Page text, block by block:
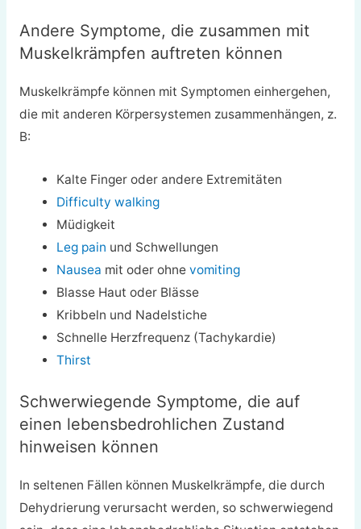
Andere Symptome, die zusammen mit
Muskelkrämpfen auftreten können
Muskelkrämpfe können mit Symptomen einhergehen,
die mit anderen Körpersystemen zusammenhängen, z.
B:
Kalte Finger oder andere Extremitäten
Difficulty walking
Müdigkeit
Leg pain und Schwellungen
Nausea mit oder ohnevomiting
Blasse Haut oder Blässe
Kribbeln und Nadelstiche
Schnelle Herzfrequenz (Tachykardie)
Thirst
Schwerwiegende Symptome, die auf
einen lebensbedrohlichen Zustand
hinweisen können
In seltenen Fällen können Muskelkrämpfe, die durch
Dehydrierung verursacht werden, so schwerwiegend